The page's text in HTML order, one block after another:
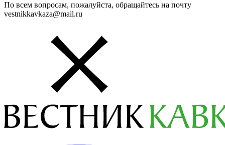
По всем вопросам, пожалуйста, обращайтесь на почту
vestnikkavkaza@mail.ru